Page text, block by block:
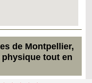
de Montpellier,
tout en